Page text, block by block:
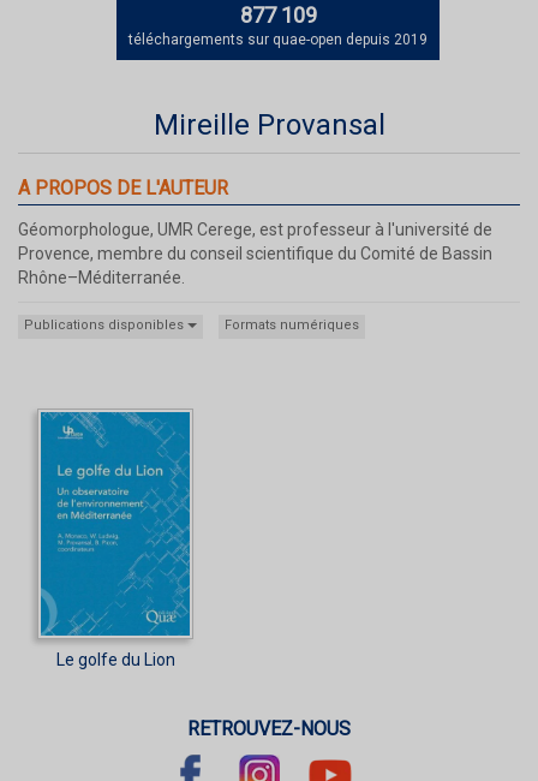
877 109
téléchargements sur quae-open depuis 2019
Mireille Provansal
A PROPOS DE L'AUTEUR
Géomorphologue, UMR Cerege, est professeur à l'université de
Provence, membre du conseil scientifique du Comité de Bassin
Rhône–Méditerranée.
Publications disponibles Formats numériques
Le golfe du Lion
RETROUVEZ-NOUS